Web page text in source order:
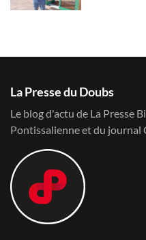
La Presse du Doubs
Le blog d'actu de La Presse
Pontissalienne et du journal